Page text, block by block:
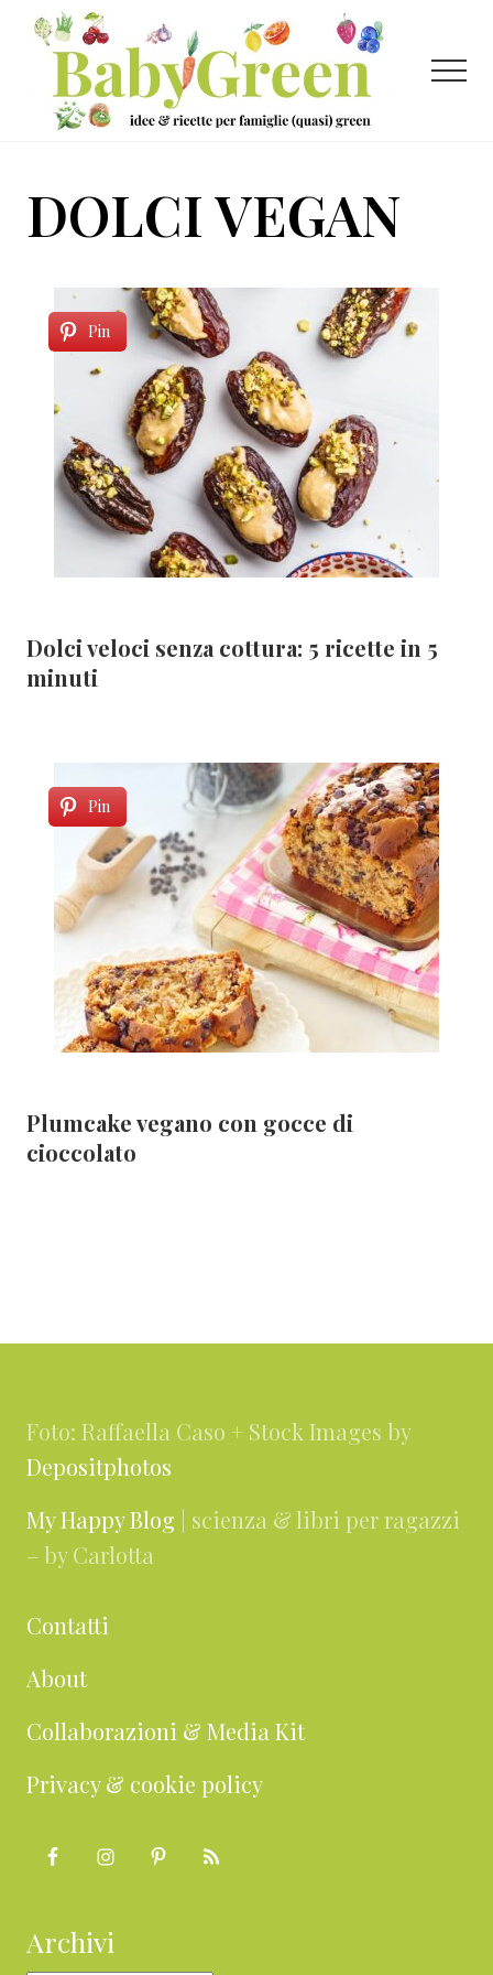
Menu
Passa
contenuto
principale
Passa
ricette
famiglie
(quasi)
Menu
DOLCI VEGAN
Pin
Dolci veloci senza cottura: 5 ricette in 5
minuti
Pin
Plumcake vegano con gocce di
cioccolato
Foto: Raffaella Caso + Stock Images by
Depositphotos
My Happy Blog | scienza & libri per ragazzi
– by Carlotta
Contatti
About
Collaborazioni & Media Kit
Privacy & cookie policy
Archivi